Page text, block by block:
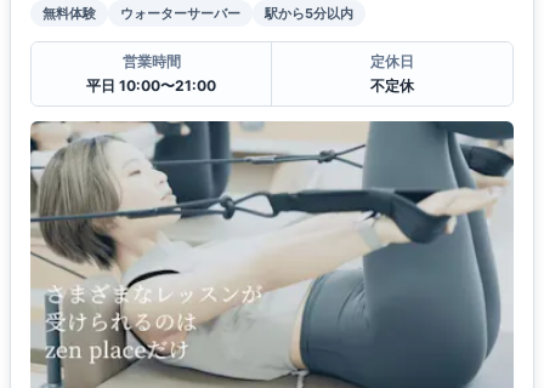
無料体験
ウォーターサーバー 駅から5分以内
営業時間
平日 10:00〜21:00
定休日
不定休